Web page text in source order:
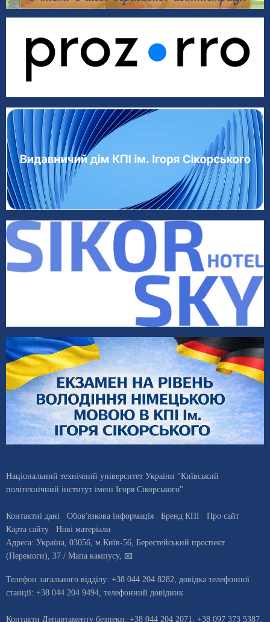
Національний технічний університет України "Київський
політехнічний інститут імені Ігоря Сікорського"
Контактні дані Обов'язкова інформація Бренд КПІ
Про сайт
Карта сайту
Нові матеріали
Адреса: Україна, 03056, м.Київ-56, Берестейський проспект
(Перемоги), 37 / Мапа кампусу, 📧
Телефон загального відділу: +38 044 204 8282, довiдка телефонної
станцiї: +38 044 204 9494, телефонний довідник
Контакти Департаменту безпеки: +38 044 204 2071, +38 097 373 5387,